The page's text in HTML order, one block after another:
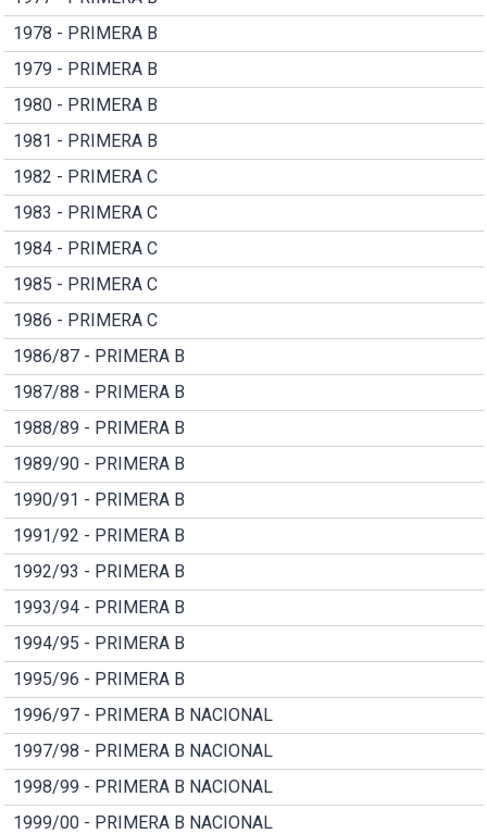
1978 - PRIMERA B
1979 - PRIMERA B
1980 - PRIMERA B
1981 - PRIMERA B
1982 - PRIMERA C
1983 - PRIMERA C
1984 - PRIMERA C
1985 - PRIMERA C
1986 - PRIMERA C
1986/87 - PRIMERA B
1987/88 - PRIMERA B
1988/89 - PRIMERA B
1989/90 - PRIMERA B
1990/91 - PRIMERA B
1991/92 - PRIMERA B
1992/93 - PRIMERA B
1993/94 - PRIMERA B
1994/95 - PRIMERA B
1995/96 - PRIMERA B
1996/97 - PRIMERA B NACIONAL
1997/98 - PRIMERA B NACIONAL
1998/99 - PRIMERA B NACIONAL
1999/00 - PRIMERA B NACIONAL